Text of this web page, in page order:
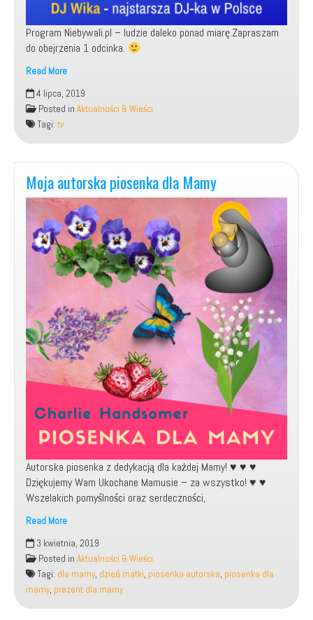
Program Niebywali.pl – ludzie daleko ponad miarę.Zapraszam
do obejrzenia 1 odcinka.
Read More
Ruszył
mój
nowy
program
autorski
Niebywali.pl
4 lipca, 2019
Posted in Aktualności & Wieści
Tagi:tv
Moja autorska piosenka dla Mamy
Autorska piosenka z dedykacją dla każdej Mamy! ♥️ ♥️ ♥️
Dziękujemy Wam Ukochane Mamusie – za wszystko! ♥️ ♥️
Wszelakich pomyślności oraz serdeczności,
Read More
Moja
autorska
piosenka
dla
Mamy
3 kwietnia, 2019
Posted in Aktualności & Wieści
Tagi: dla mamy, dzień matki, piosenka autorska, piosenka dla
mamy, prezent dla mamy